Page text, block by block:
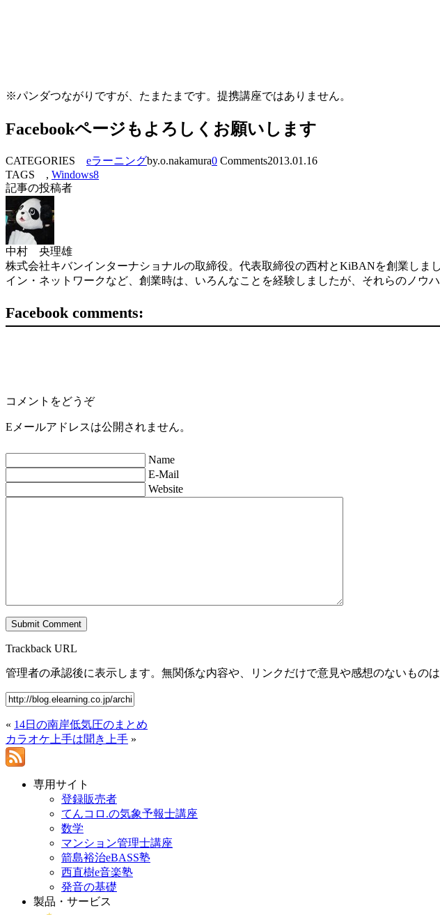
※パンダつながりですが、たまたまです。提携講座ではありません。
Facebookページもよろしくお願いします
CATEGORIES eラーニングby.o.nakamura0 Comments2013.01.16
TAGS , Windows8
記事の投稿者
中村 央理雄
株式会社キバンインターナショナルの取締役。代表取締役の西村とKiBANを創業し
イン・ネットワークなど、創業時は、いろんなことを経験しましたが、それらのノウ
Facebook comments:
コメントをどうぞ
Eメールアドレスは公開されません。
Name
E-Mail
Website
Trackback URL
管理者の承認後に表示します。無関係な内容や、リンクだけで意見や感想のないものは
« 14日の南岸低気圧のまとめ
カラオケ上手は聞き上手 »
専用サイト
登録販売者
てんコロ.の気象予報士講座
数学
マンション管理士講座
箭島裕治eBASS塾
西直樹e音楽塾
発音の基礎
製品・サービス